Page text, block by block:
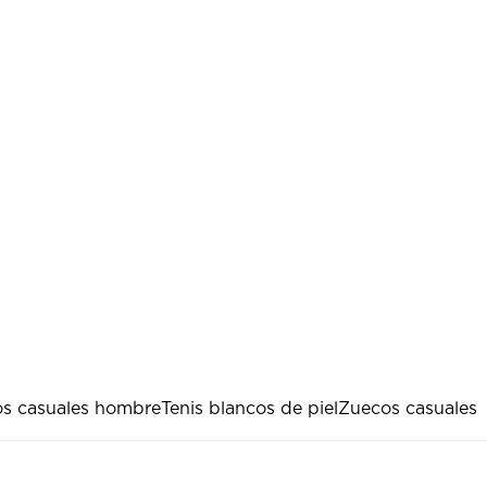
casuales hombreTenis blancos de piel Zuecos casuales